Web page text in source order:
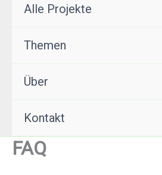
Alle Projekte
Themen
Über
Kontakt
FAQ